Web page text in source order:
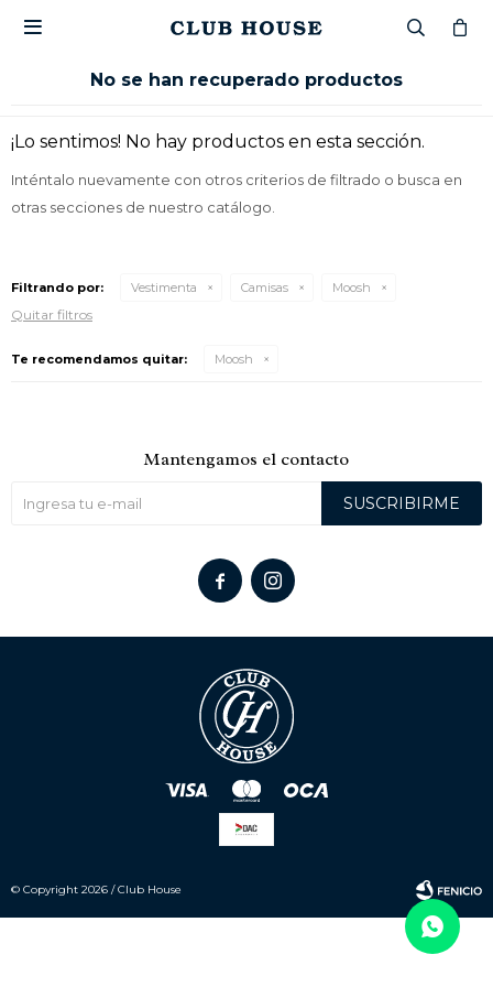

No se han recuperado productos
¡Lo sentimos! No hay productos en esta sección.
Inténtalo nuevamente con otros criterios de filtrado o busca en
otras secciones de nuestro catálogo.
Filtrando por: Vestimenta Camisas Moosh
Quitar filtros
Te recomendamos quitar: Moosh
Mantengamos el contacto
SUSCRIBIRME
 
© Copyright 2026 / Club House